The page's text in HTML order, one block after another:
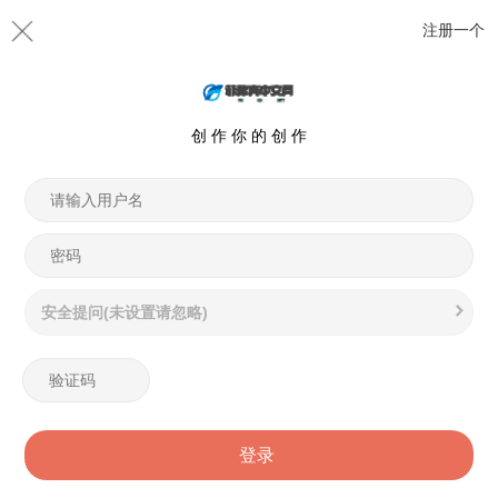
注册一个
创 作 你 的 创 作
安全提问(未设置请忽略)
登录